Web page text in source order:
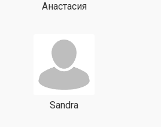
Анастасия
Sandra